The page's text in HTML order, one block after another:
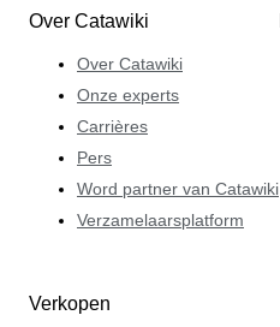
Over Catawiki
Over Catawiki
Onze experts
Carrières
Pers
Word partner van Catawiki
Verzamelaarsplatform
Verkopen